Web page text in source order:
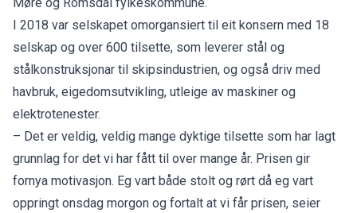
I 2018 var selskapet omorgansiert til eit konsern med 18
selskap og over 600 tilsette, som leverer stål og
stålkonstruksjonar til skipsindustrien, og også driv med
havbruk, eigedomsutvikling, utleige av maskiner og
elektrotenester.
– Det er veldig, veldig mange dyktige tilsette som har lagt
grunnlag for det vi har fått til over mange år. Prisen gir
fornya motivasjon. Eg vart både stolt og rørt då eg vart
oppringt onsdag morgon og fortalt at vi får prisen, seier